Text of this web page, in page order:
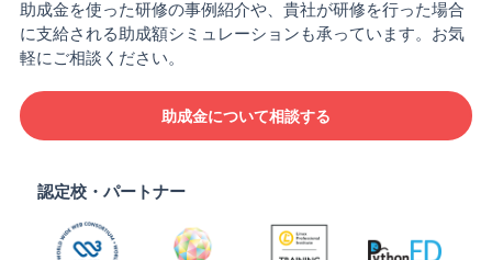
助成金を使った研修の事例紹介や、貴社が研修を行った場合
に支給される助成額シミュレーションも承っています。お気
軽にご相談ください。
助成金について相談する
認定校・パートナー